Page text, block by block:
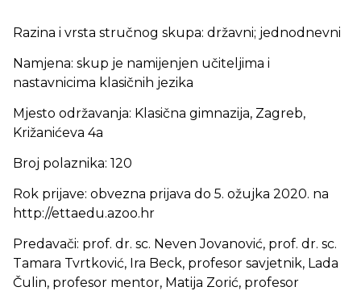
Razina i vrsta stručnog skupa: državni; jednodnevni
Namjena: skup je namijenjen učiteljima i
nastavnicima klasičnih jezika
Mjesto održavanja: Klasična gimnazija, Zagreb,
Križanićeva 4a
Broj polaznika: 120
Rok prijave: obvezna prijava do 5. ožujka 2020. na
http://ettaedu.azoo.hr
Predavači: prof. dr. sc. Neven Jovanović, prof. dr. sc.
Tamara Tvrtković, Ira Beck, profesor savjetnik, Lada
Čulin, profesor mentor, Matija Zorić, profesor